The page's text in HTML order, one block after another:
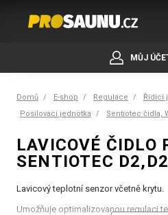
MŮJ
Domů E-shop Regulace
Řídící
Posilovací jednotka
Sentiotec čidla,
LAVICOVÉ ČIDLO
SENTIOTEC
Lavicový teplotní senzor včetně krytu.
Umožňuje optimalizovanou regulaci